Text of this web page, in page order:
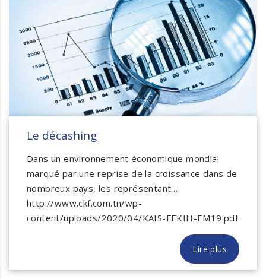
Le décashing
Dans un environnement économique mondial
marqué par une reprise de la croissance dans de
nombreux pays, les représentant…
http://www.ckf.com.tn/wp-
content/uploads/2020/04/KAIS-FEKIH-EM19.pdf
Lire plus